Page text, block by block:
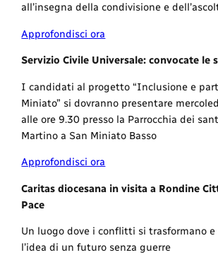
all’insegna della condivisione e
Approfondisci ora
Servizio Civile Universale: convocate le
I candidati al progetto “Inclusione e
Miniato” si dovranno presentare
alle ore 9.30 presso la Parrocchia dei
Martino a San Miniato Basso
Approfondisci ora
Caritas diocesana in visita a Rondine
Pace
Un luogo dove i conflitti si trasformano
l’idea di un futuro senza guerre